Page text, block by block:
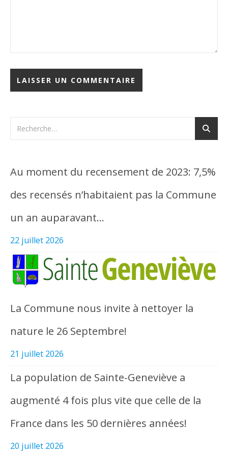
Au moment du recensement de 2023: 7,5%
des recensés n’habitaient pas la Commune
un an auparavant…
22 juillet 2026
La Commune nous invite à nettoyer la
nature le 26 Septembre!
21 juillet 2026
La population de Sainte-Geneviève a
augmenté 4 fois plus vite que celle de la
France dans les 50 dernières années!
20 juillet 2026